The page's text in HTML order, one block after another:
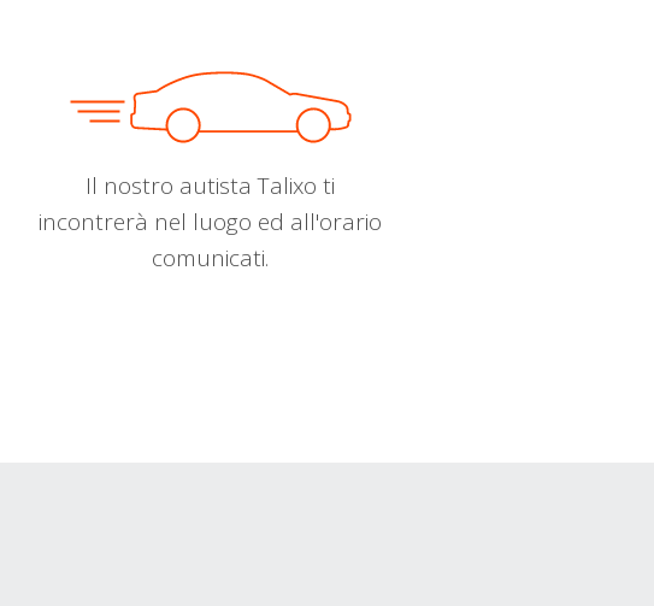
Il nostro autista Talixo ti
incontrerà nel luogo ed all'orario
comunicati.